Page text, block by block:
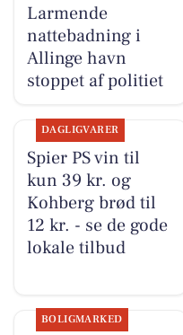
Larmende
nattebadning i
Allinge havn
stoppet af politiet
DAGLIGVARER
Spier PS vin til
kun 39 kr. og
Kohberg brød til
12 kr. - se de gode
lokale tilbud
BOLIGMARKED